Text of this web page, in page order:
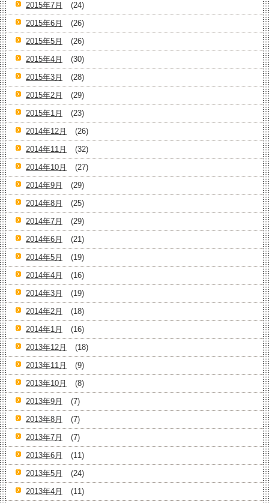
2015年7月
(24)
2015年6月
(26)
2015年5月
(26)
2015年4月
(30)
2015年3月
(28)
2015年2月
(29)
2015年1月
(23)
2014年12月
(26)
2014年11月
(32)
2014年10月
(27)
2014年9月
(29)
2014年8月
(25)
2014年7月
(29)
2014年6月
(21)
2014年5月
(19)
2014年4月
(16)
2014年3月
(19)
2014年2月
(18)
2014年1月
(16)
2013年12月
(18)
2013年11月
(9)
2013年10月
(8)
2013年9月
(7)
2013年8月
(7)
2013年7月
(7)
2013年6月
(11)
2013年5月
(24)
2013年4月
(11)